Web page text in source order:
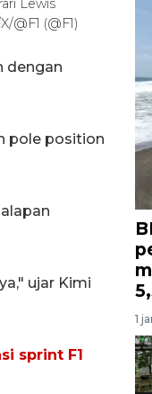
Lewis
@F1 (@F1)
dengan
pole position
ujar Kimi
sprint F1
1